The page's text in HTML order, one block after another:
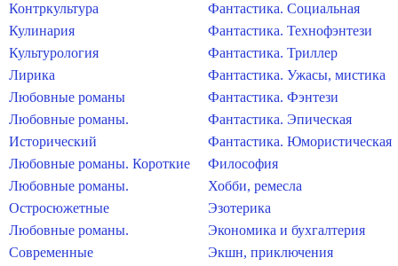
Контркультура
Кулинария
Культурология
Лирика
Любовные романы
Любовные романы.
Исторический
Любовные романы. Короткие
Любовные романы.
Остросюжетные
Любовные романы.
Современные
Фантастика. Социальная
Фантастика. Технофэнтези
Фантастика. Триллер
Фантастика. Ужасы, мистика
Фантастика. Фэнтези
Фантастика. Эпическая
Фантастика. Юмористическая
Философия
Хобби, ремесла
Эзотерика
Экономика и бухгалтерия
Экшн, приключения